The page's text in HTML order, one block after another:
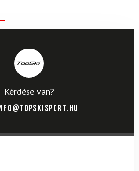
Kérdése van?
info@topskisport.hu